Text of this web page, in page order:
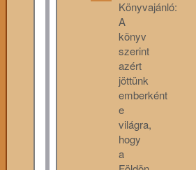
Könyvajánló:
A
könyv
szerint
azért
jöttünk
emberként
e
világra,
hogy
a